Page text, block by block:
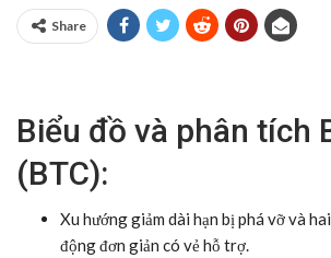
Share
Biểu đồ và phân tích
(BTC):
Xu hướng giảm dài hạn bị phá vỡ và
động đơn giản có vẻ hỗ trợ.